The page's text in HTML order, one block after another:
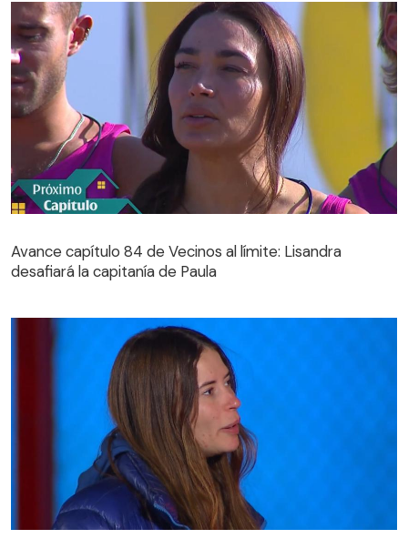
desafiará la capitanía de Paula
Avance capítulo 84 de Vecinos al límite: Lisandra
desafiará la capitanía de Paula